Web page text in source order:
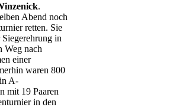
.
Abend noch
retten. Sie
in
Weg nach
einer
waren 800
A-
mit 19 Paaren
in den